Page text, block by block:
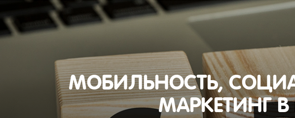
МОБИЛЬНОСТЬ,
МАРКЕТИНГ